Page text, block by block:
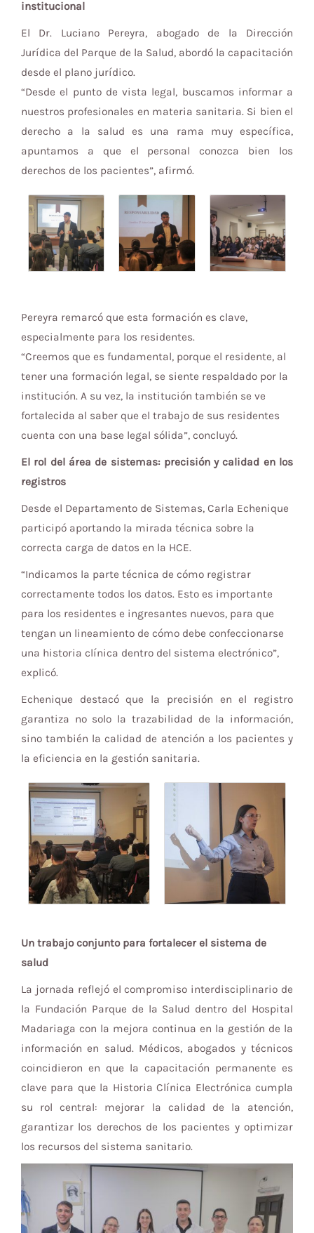
institucional
El Dr. Luciano Pereyra, abogado de la Dirección
Jurídica del Parque de la Salud, abordó la capacitación
desde el plano jurídico.
“Desde el punto de vista legal, buscamos informar a
nuestros profesionales en materia sanitaria. Si bien el
derecho a la salud es una rama muy específica,
apuntamos a que el personal conozca bien los
derechos de los pacientes”, afirmó.
Pereyra remarcó que esta formación es clave,
especialmente para los residentes.
“Creemos que es fundamental, porque el residente, al
tener una formación legal, se siente respaldado por la
institución. A su vez, la institución también se ve
fortalecida al saber que el trabajo de sus residentes
cuenta con una base legal sólida”, concluyó.
El rol del área de sistemas: precisión y calidad en los
registros
Desde el Departamento de Sistemas, Carla Echenique
participó aportando la mirada técnica sobre la
correcta carga de datos en la HCE.
“Indicamos la parte técnica de cómo registrar
correctamente todos los datos. Esto es importante
para los residentes e ingresantes nuevos, para que
tengan un lineamiento de cómo debe confeccionarse
una historia clínica dentro del sistema electrónico”,
explicó.
Echenique destacó que la precisión en el registro
garantiza no solo la trazabilidad de la información,
sino también la calidad de atención a los pacientes y
la eficiencia en la gestión sanitaria.
Un trabajo conjunto para fortalecer el sistema de
salud
La jornada reflejó el compromiso interdisciplinario de
la Fundación Parque de la Salud dentro del Hospital
Madariaga con la mejora continua en la gestión de la
información en salud. Médicos, abogados y técnicos
coincidieron en que la capacitación permanente es
clave para que la Historia Clínica Electrónica cumpla
su rol central: mejorar la calidad de la atención,
garantizar los derechos de los pacientes y optimizar
los recursos del sistema sanitario.